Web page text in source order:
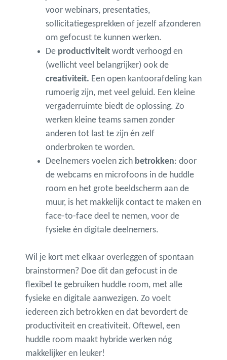
voor webinars, presentaties,
sollicitatiegesprekken of jezelf afzonderen
om gefocust te kunnen werken.
De productiviteit wordt verhoogd en
(wellicht veel belangrijker) ook de
creativiteit. Een open kantoorafdeling kan
rumoerig zijn, met veel geluid. Een kleine
vergaderruimte biedt de oplossing. Zo
werken kleine teams samen zonder
anderen tot last te zijn én zelf
onderbroken te worden.
Deelnemers voelen zich betrokken: door
de webcams en microfoons in de huddle
room en het grote beeldscherm aan de
muur, is het makkelijk contact te maken en
face-to-face deel te nemen, voor de
fysieke én digitale deelnemers.
Wil je kort met elkaar overleggen of spontaan
brainstormen? Doe dit dan gefocust in de
flexibel te gebruiken huddle room, met alle
fysieke en digitale aanwezigen. Zo voelt
iedereen zich betrokken en dat bevordert de
productiviteit en creativiteit. Oftewel, een
huddle room maakt hybride werken nóg
makkelijker en leuker!